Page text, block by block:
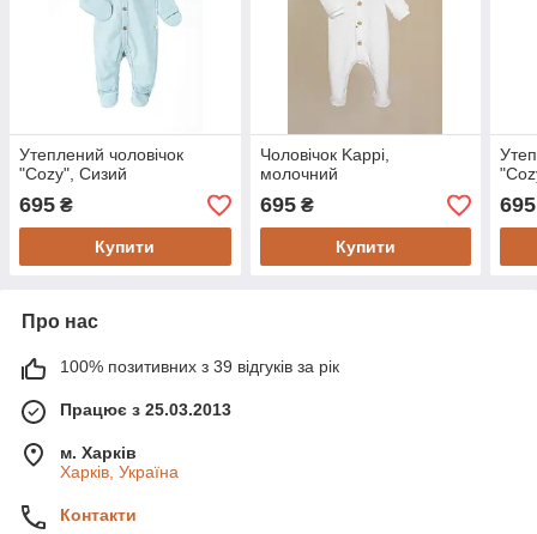
Утеплений чоловічок
"Cozy", Сизий
695 ₴
Купити
Чоловічок Kappi,
молочний
695₴
Купити
695
Про нас
100% позитивних з 39 відгуків за рік
Працює з 25.03.2013
м. Харків
Харків, Україна
Контакти